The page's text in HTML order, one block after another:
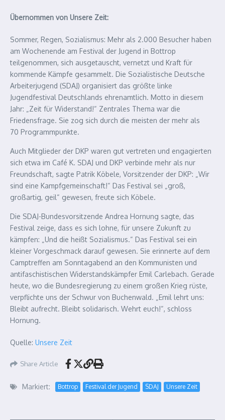
Übernommen von Unsere Zeit:
Sommer, Regen, Sozialismus: Mehr als 2.000 Besucher haben
am Wochenende am Festival der Jugend in Bottrop
teilgenommen, sich ausgetauscht, vernetzt und Kraft für
kommende Kämpfe gesammelt. Die Sozialistische Deutsche
Arbeiterjugend (SDAJ) organisiert das größte linke
Jugendfestival Deutschlands ehrenamtlich. Motto in diesem
Jahr: „Zeit für Widerstand!“ Zentrales Thema war die
Friedensfrage. Sie zog sich durch die meisten der mehr als
70 Programmpunkte.
Auch Mitglieder der DKP waren gut vertreten und engagierten
sich etwa im Café K. SDAJ und DKP verbinde mehr als nur
Freundschaft, sagte Patrik Köbele, Vorsitzender der DKP: „Wir
sind eine Kampfgemeinschaft!“ Das Festival sei „groß,
großartig, geil“ gewesen, freute sich Köbele.
Die SDAJ-Bundesvorsitzende Andrea Hornung sagte, das
Festival zeige, dass es sich lohne, für unsere Zukunft zu
kämpfen: „Und die heißt Sozialismus.“ Das Festival sei ein
kleiner Vorgeschmack darauf gewesen. Sie erinnerte auf dem
Camptreffen am Sonntagabend an den Kommunisten und
antifaschistischen Widerstandskämpfer Emil Carlebach. Gerade
heute, wo die Bundesregierung zu einem großen Krieg rüste,
verpflichte uns der Schwur von Buchenwald. „Emil lehrt uns:
Bleibt aufrecht. Bleibt solidarisch. Wehrt euch!“, schloss
Hornung.
Quelle: Unsere Zeit
Share Article
Markiert: Bottrop Festival der Jugend SDAJ Unsere Zeit